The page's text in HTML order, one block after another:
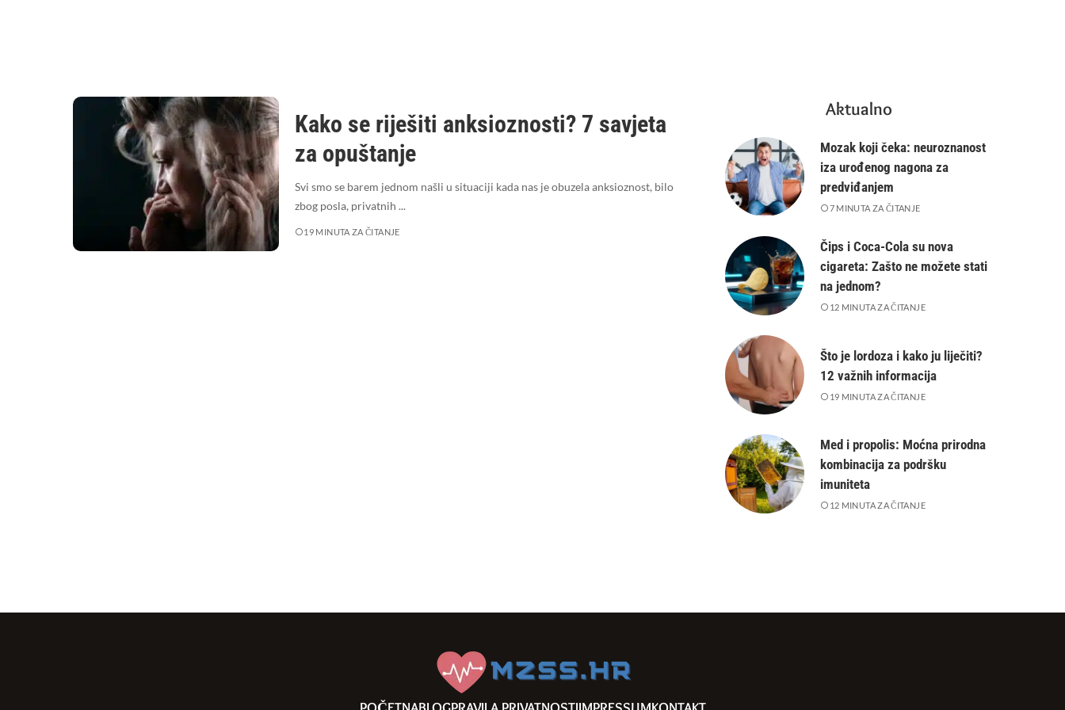
Kako se riješiti anksioznosti? 7 savjeta
za opuštanje
Svi smo se barem jednom našli u situaciji kada nas je obuzela anksioznost, bilo
zbog posla, privatnih ...
19 MINUTA ZA ČITANJE
Aktualno
Mozak koji čeka: neuroznanost
iza urođenog nagona za
predviđanjem
7 MINUTA ZA ČITANJE
Čips i Coca-Cola su nova
cigareta: Zašto ne možete stati
na jednom?
12 MINUTA ZA ČITANJE
Što je lordoza i kako ju liječiti?
12 važnih informacija
19 MINUTA ZA ČITANJE
Med i propolis: Moćna prirodna
kombinacija za podršku
imuniteta
12 MINUTA ZA ČITANJE